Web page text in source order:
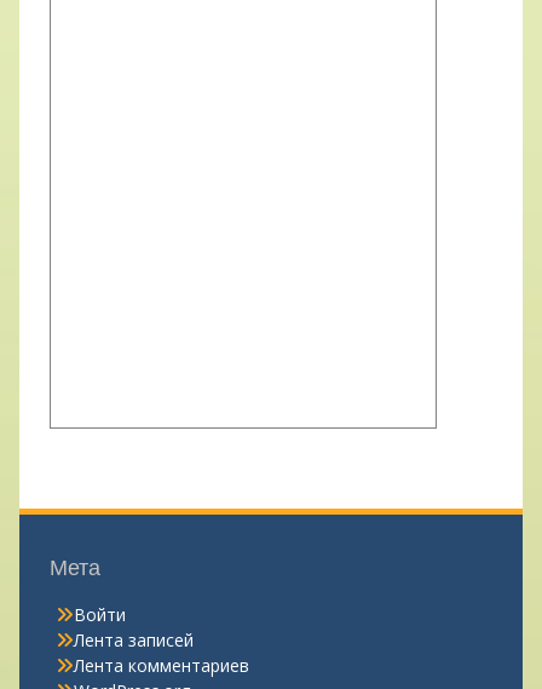
Мета
Войти
Лента записей
Лента комментариев